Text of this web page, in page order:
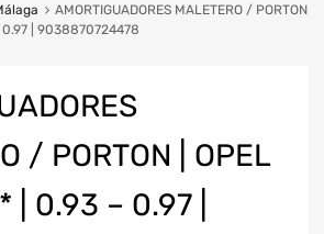
AMORTIGUADORES MALETERO / PORTON
0.97 | 9038870724478
/ PORTON | OPEL
| 0.93 – 0.97 |